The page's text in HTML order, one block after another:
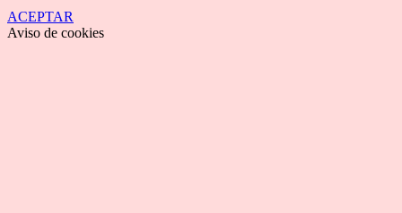
ACEPTAR
Aviso de cookies